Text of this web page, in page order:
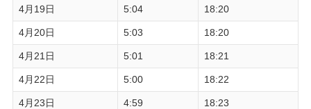
4月19日 5:04 18:20
4月20日 5:03 18:20
4月21日 5:01 18:21
4月22日 5:00 18:22
4月23日 4:59 18:23